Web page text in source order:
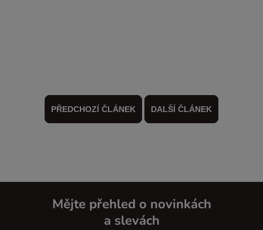
PŘEDCHOZÍ ČLÁNEK DALŠÍ ČLÁNEK
Mějte přehled o novinkách
a slevách